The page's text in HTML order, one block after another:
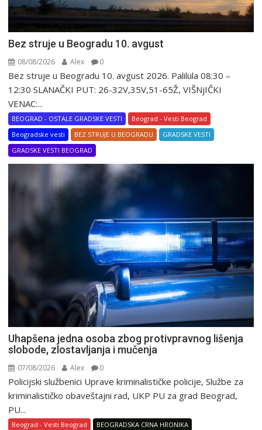
Bez struje u Beogradu 10. avgust
08/08/2026 Alex 0
Bez struje u Beogradu 10. avgust 2026. Palilula 08:30 –
12:30 SLANAČKI PUT: 26-32V,35V,51-65Ž, VIŠNjIČKI
VENAC:...
BEOGRAD - OSTALE GRADSKE VESTI
Beograd - Vesti Beograd
Beogradske vesti
BEZ STRUJE U BEOGRADU
GRADSKE VESTI
GRADSKE VESTI BEOGRAD
Uhapšena jedna osoba zbog protivpravnog lišenja
slobode, zlostavljanja i mučenja
07/08/2026 Alex 0
Policijski službenici Uprave kriminalističke policije, Službe za
kriminalističko obaveštajni rad, UKP PU za grad Beograd,
PU...
Beograd - Vesti Beograd
BEOGRADSKA CRNA HRONIKA